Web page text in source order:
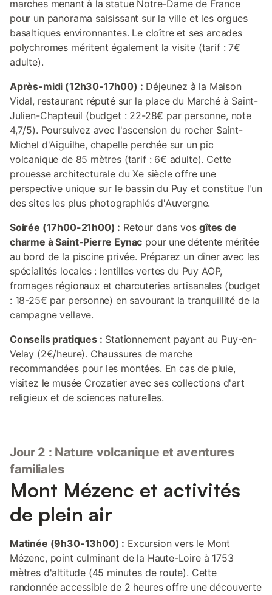
marches menant à la statue Notre-Dame de France
pour un panorama saisissant sur la ville et les orgues
basaltiques environnantes. Le cloître et ses arcades
polychromes méritent également la visite (tarif : 7€
adulte).
Après-midi (12h30-17h00) : Déjeunez à la Maison
Vidal, restaurant réputé sur la place du Marché à Saint-
Julien-Chapteuil (budget : 22-28€ par personne, note
4,7/5). Poursuivez avec l'ascension du rocher Saint-
Michel d'Aiguilhe, chapelle perchée sur un pic
volcanique de 85 mètres (tarif : 6€ adulte). Cette
prouesse architecturale du Xe siècle offre une
perspective unique sur le bassin du Puy et constitue l'un
des sites les plus photographiés d'Auvergne.
Soirée (17h00-21h00) : Retour dans vosgîtes de
charme à Saint-Pierre Eynac pour une détente méritée
au bord de la piscine privée. Préparez un dîner avec les
spécialités locales : lentilles vertes du Puy AOP,
fromages régionaux et charcuteries artisanales (budget
: 18-25€ par personne) en savourant la tranquillité de la
campagne vellave.
Conseils pratiques : Stationnement payant au Puy-en-
Velay (2€/heure). Chaussures de marche
recommandées pour les montées. En cas de pluie,
visitez le musée Crozatier avec ses collections d'art
religieux et de sciences naturelles.
Jour 2 : Nature volcanique et aventures
familiales
Mont Mézenc et activités
de plein air
Matinée (9h30-13h00) : Excursion vers le Mont
Mézenc, point culminant de la Haute-Loire à 1753
mètres d'altitude (45 minutes de route). Cette
randonnée accessible de 2 heures offre une découverte